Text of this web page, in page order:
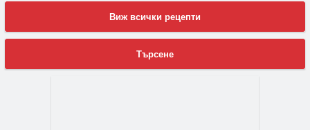
Виж всички рецепти
Търсене